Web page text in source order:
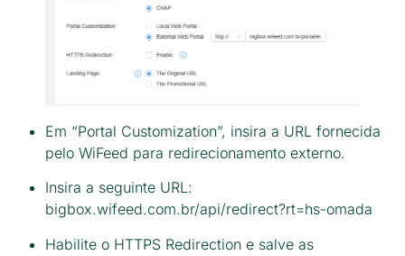
Em “Portal Customization”, insira a URL fornecida
pelo WiFeed para redirecionamento externo.
Insira a seguinte URL:
bigbox.wifeed.com.br/api/redirect?rt=hs-omada
Habilite o HTTPS Redirection e salve as